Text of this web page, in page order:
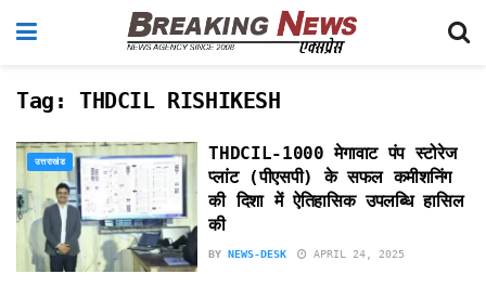
Tag: THDCIL RISHIKESH
उत्तराखंड
THDCIL-1000 मेगावाट पंप स्टोरेज
प्लांट (पीएसपी) के सफल कमीशनिंग
की दिशा में ऐतिहासिक उपलब्धि हासिल
की
BY NEWS-DESK APRIL 24, 2025